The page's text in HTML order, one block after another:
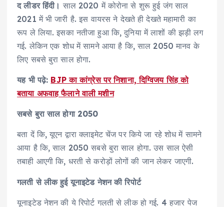
द लीडर हिंदी। साल 2020 में कोरोना से शुरू हुई जंग साल
2021 में भी जारी है. इस वायरस ने देखते ही देखते महामारी का
रूप ले लिया. इसका नतीजा हुआ कि, दुनिया में लाशों की झड़ी लग
गई. लेकिन एक शोध में सामने आया है कि, साल 2050 मानव के
लिए सबसे बुरा साल होगा.
यह भी पढ़े: BJP का कांग्रेस पर निशाना, दिग्विजय सिंह को
बताया अफवाह फैलाने वाली मशीन
सबसे बुरा साल होगा 2050
बता दें कि, यूएन द्वारा क्लाइमेट चेंज पर किये जा रहे शोध में सामने
आया है कि, साल 2050 सबसे बुरा साल होगा. उस साल ऐसी
तबाही आएगी कि, धरती से करोड़ों लोगों की जान लेकर जाएगी.
गलती से लीक हुई यूनाइटेड नेशन की रिपोर्ट
यूनाइटेड नेशन की ये रिपोर्ट गलती से लीक हो गई. 4 हजार पेज